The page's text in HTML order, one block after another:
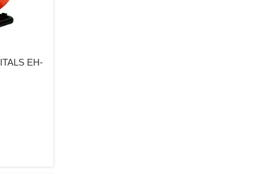
EH-